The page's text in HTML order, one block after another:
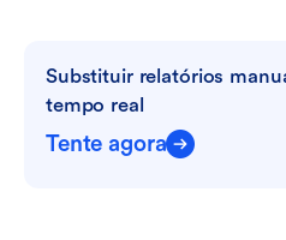
Substituir relatórios
tempo real
Tente agora